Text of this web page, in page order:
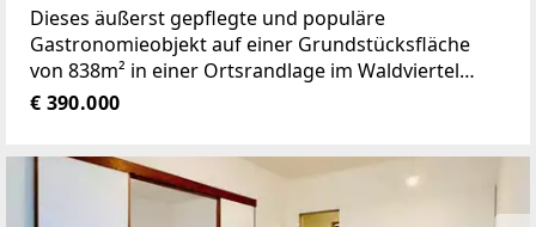
Dieses äußerst gepflegte und populäre
Gastronomieobjekt auf einer Grundstücksfläche
von 838m² in einer Ortsrandlage im Waldviertel
bietet eine Vielzahl von Nutzungsmöglichkeiten wie
€ 390.000